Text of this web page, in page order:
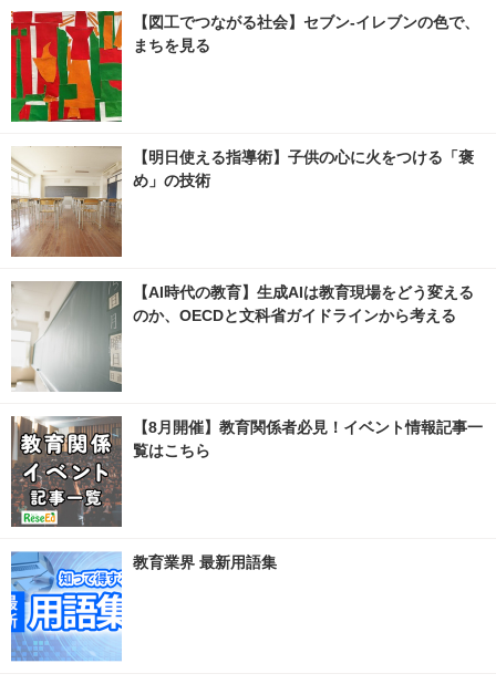
【図工でつながる社会】セブン‐イレブンの色で、
まちを見る
【明日使える指導術】子供の心に火をつける「褒
め」の技術
【AI時代の教育】生成AIは教育現場をどう変える
のか、OECDと文科省ガイドラインから考える
【8月開催】教育関係者必見！イベント情報記事一
覧はこちら
教育業界 最新用語集